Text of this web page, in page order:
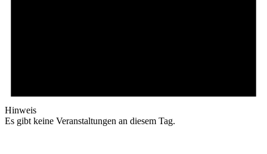
Hinweis
Es gibt keine Veranstaltungen an diesem Tag.